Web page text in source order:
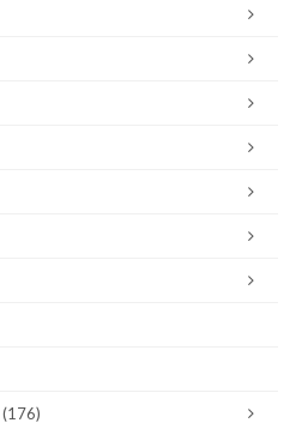
(176)